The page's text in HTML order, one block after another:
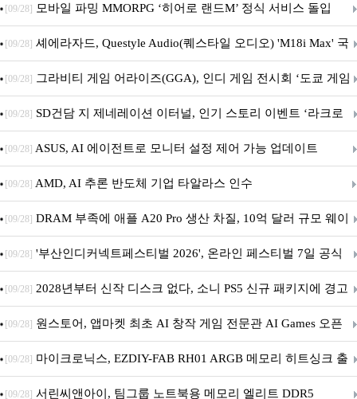
M.2 NVMe 디앤디컴 1TB
[09/28] 모바일 파밍 MMORPG ‘히어로 랜드M’ 정식 서비스 돌입
[09/28] 셰에라자드, Questyle Audio(퀘스타일 오디오) 'M18i Max' 국
내 정식 출시
[09/28] 그라비티 게임 어라이즈(GGA), 인디 게임 전시회 ‘도쿄 게임
던전 13’ 참가!
[09/28] SD건담 지 제네레이션 이터널, 인기 스토리 이벤트 ‘라크로
아의 용사’ 재개최 및 풍성한 기념 이벤트 실시!
[09/28] ASUS, AI 에이전트로 모니터 설정 제어 가능 업데이트
[09/28] AMD, AI 추론 반도체 기업 타알라스 인수
[09/28] DRAM 부족에 애플 A20 Pro 생산 차질, 10억 달러 규모 웨이
퍼 대기
[09/28] '부산인디커넥트페스티벌 2026', 온라인 페스티벌 7일 공식
개막... 22일간 진행
[09/28] 2028년부터 신작 디스크 없다, 소니 PS5 신규 패키지에 경고
문 추가
[09/28] 원스토어, 앱마켓 최초 AI 창작 게임 전문관 AI Games 오픈
[09/28] 마이크로닉스, EZDIY-FAB RH01 ARGB 메모리 히트싱크 출
시
[09/28] 서린씨앤아이, 팀그룹 노트북용 메모리 엘리트 DDR5